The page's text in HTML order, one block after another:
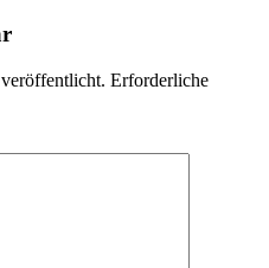
Erforderliche